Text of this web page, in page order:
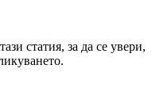
статия, за да се увери,